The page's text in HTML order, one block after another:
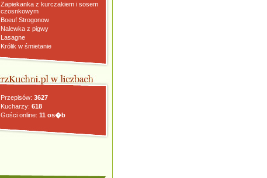
Zapiekanka z kurczakiem i sosem
czosnkowym
Boeuf Strogonow
Nalewka z pigwy
Lasagne
Królik w śmietanie
Przepisów: 3627
Kucharzy: 618
Gości online: 11 os�b